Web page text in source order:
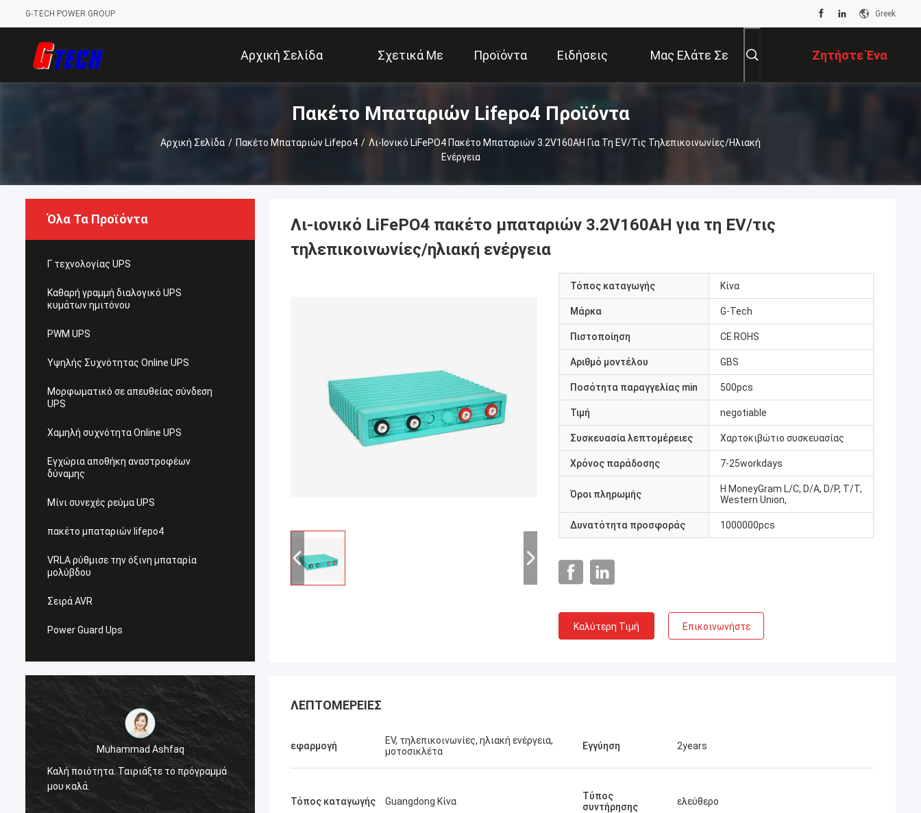
G-TECH POWER GROUP Greek
Αρχική Σελίδα Σχετικά Με
Εμάς
Προϊόντα Ειδήσεις Μας Ελάτε Σε Ζητήστε Ένα
Απόσπασμα
Πακέτο Μπαταριών Lifepo4 Προϊόντα
Αρχική Σελίδα / Πακέτο Μπαταριών Lifepo4 / Λι-Ιονικό LiFePO4 Πακέτο Μπαταριών 3.2V160AH Για Τη EV/τις Τηλεπικοινωνίες/ηλιακή
Ενέργεια
Όλα Τα Προϊόντα
Γ τεχνολογίας UPS
Καθαρή γραμμή διαλογικό UPS
κυμάτων ημιτόνου
PWM UPS
Υψηλής Συχνότητας Online UPS
Μορφωματικό σε απευθείας σύνδεση
UPS
Χαμηλή συχνότητα Online UPS
Εγχώρια αποθήκη αναστροφέων
δύναμης
Μίνι συνεχές ρεύμα UPS
πακέτο μπαταριών lifepo4
VRLA ρύθμισε την όξινη μπαταρία
μολύβδου
Σειρά AVR
Power Guard Ups
Muhammad Ashfaq
Καλή ποιότητα. Ταιριάξτε το πρόγραμμά
μου καλά.
Stamatis Ελλάδα
Είμαι πολύ ικανοποιημένος με τα
προϊόντα γ-τεχνολογία, η ποιότητα είναι
υπηρεσία, το εκτιμώ!
Λι-ιονικό LiFePO4 πακέτο μπαταριών 3.2V160AH για τη EV/τις
τηλεπικοινωνίες/ηλιακή ενέργεια
Τόπος καταγωγής Κίνα
Μάρκα G-Tech
Πιστοποίηση CE ROHS
Αριθμό μοντέλου GBS
Ποσότητα παραγγελίας min 500pcs
Τιμή negotiable
Συσκευασία λεπτομέρειες Χαρτοκιβώτιο συσκευασίας
Χρόνος παράδοσης 7-25workdays
Όροι πληρωμής
Η MoneyGram L/C, D/A, D/P, T/T,
Western Union,
Δυνατότητα προσφοράς 1000000pcs
Καλύτερη Τιμή Επικοινωνήστε
ΛΕΠΤΟΜΈΡΕΙΕΣ
εφαρμογή
EV, τηλεπικοινωνίες, ηλιακή ενέργεια,
μοτοσικλέτα
Εγγύηση 2years
Τόπος καταγωγής Guangdong Κίνα
Τύπος
συντήρησης
ελεύθερο